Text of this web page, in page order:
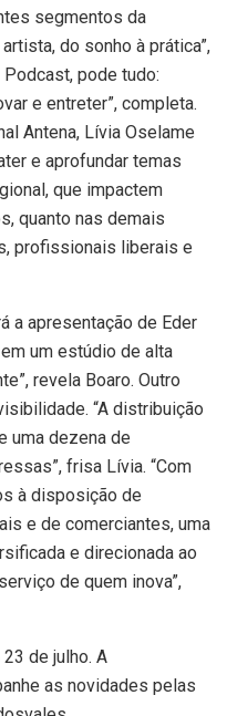
segmentos da
do sonho à prática”,
pode tudo:
e entreter”, completa.
Antena, Lívia Oselame
e aprofundar temas
que impactem
quanto nas demais
profissionais liberais e
a apresentação de Eder
um estúdio de alta
revela Boaro. Outro
“A distribuição
uma dezena de
frisa Lívia. “Com
à disposição de
e de comerciantes, uma
e direcionada ao
de quem inova”,
de julho. A
as novidades pelas